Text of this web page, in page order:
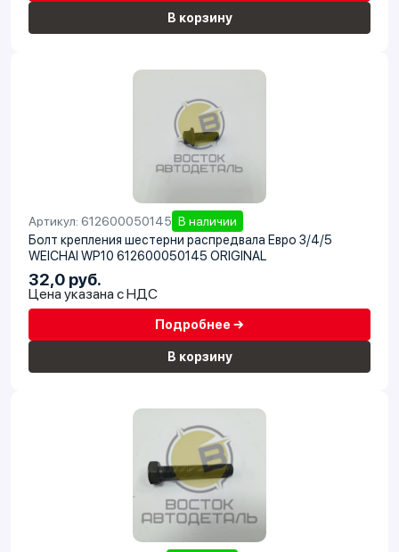
В корзину
Артикул: 612600050145 В наличии
Болт крепления шестерни распредвала Евро 3/4/5
WEICHAI WP10 612600050145 ORIGINAL
32,0 руб.
Цена указана с НДС
Подробнее →
В корзину